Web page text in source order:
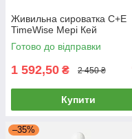
Живильна сироватка С+E
TimeWise Мері Кей
Готово до відправки
1 592,50 ₴ 2 450 ₴
Купити
–35%